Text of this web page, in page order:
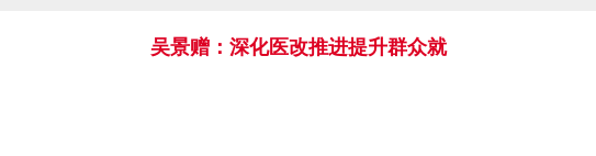
吴景赠：深化医改推进提升群众就